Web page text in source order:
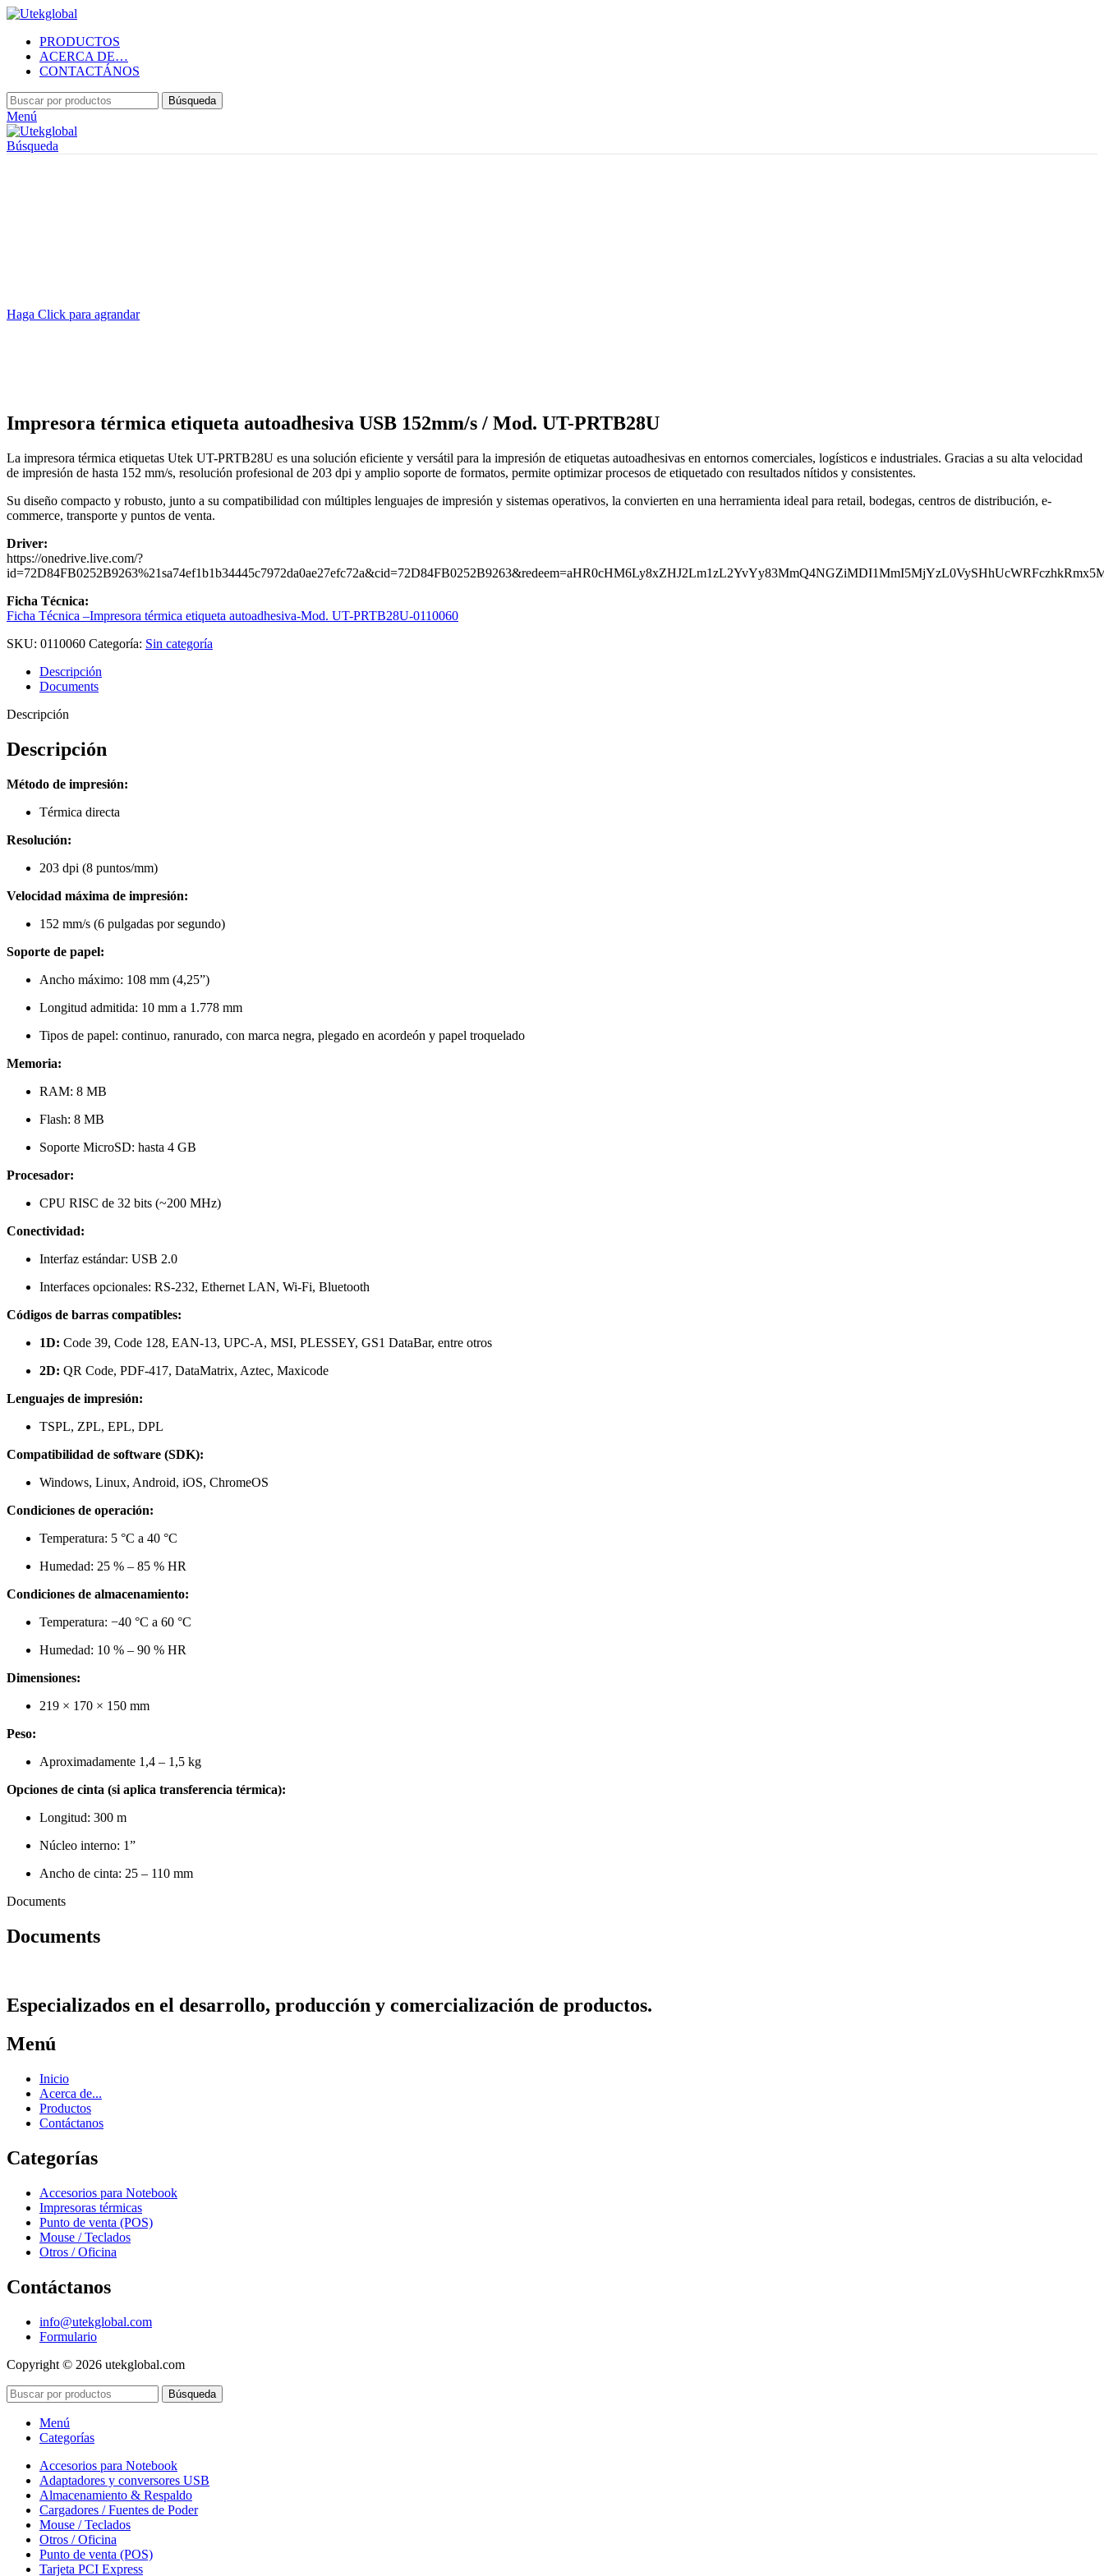
PRODUCTOS
ACERCA DE…
CONTACTÁNOS
Búsqueda
Menú
Búsqueda
Haga Click para agrandar
Impresora térmica etiqueta autoadhesiva USB 152mm/s / Mod. UT-PRTB28U
La impresora térmica etiquetas Utek UT-PRTB28U es una solución eficiente y versátil para la impresión de etiquetas autoadhesivas en entornos comerciales, logísticos e industriales. Gracias a su alta velocidad
de impresión de hasta 152 mm/s, resolución profesional de 203 dpi y amplio soporte de formatos, permite optimizar procesos de etiquetado con resultados nítidos y consistentes.
Su diseño compacto y robusto, junto a su compatibilidad con múltiples lenguajes de impresión y sistemas operativos, la convierten en una herramienta ideal para retail, bodegas, centros de distribución, e-
commerce, transporte y puntos de venta.
Driver:
https://onedrive.live.com/?
Ficha Técnica:
Ficha Técnica –Impresora térmica etiqueta autoadhesiva-Mod. UT-PRTB28U-0110060
SKU: 0110060 Categoría: Sin categoría
Descripción
Documents
Descripción
Descripción
Método de impresión:
Térmica directa
Resolución:
203 dpi (8 puntos/mm)
Velocidad máxima de impresión:
152 mm/s (6 pulgadas por segundo)
Soporte de papel:
Ancho máximo: 108 mm (4,25”)
Longitud admitida: 10 mm a 1.778 mm
Tipos de papel: continuo, ranurado, con marca negra, plegado en acordeón y papel troquelado
Memoria:
RAM: 8 MB
Flash: 8 MB
Soporte MicroSD: hasta 4 GB
Procesador:
CPU RISC de 32 bits (~200 MHz)
Conectividad:
Interfaz estándar: USB 2.0
Interfaces opcionales: RS-232, Ethernet LAN, Wi-Fi, Bluetooth
Códigos de barras compatibles:
1D: Code 39, Code 128, EAN-13, UPC-A, MSI, PLESSEY, GS1 DataBar, entre otros
2D: QR Code, PDF-417, DataMatrix, Aztec, Maxicode
Lenguajes de impresión:
TSPL, ZPL, EPL, DPL
Compatibilidad de software (SDK):
Windows, Linux, Android, iOS, ChromeOS
Condiciones de operación:
Temperatura: 5 °C a 40 °C
Humedad: 25 % – 85 % HR
Condiciones de almacenamiento:
Temperatura: −40 °C a 60 °C
Humedad: 10 % – 90 % HR
Dimensiones:
219 × 170 × 150 mm
Peso:
Aproximadamente 1,4 – 1,5 kg
Opciones de cinta (si aplica transferencia térmica):
Longitud: 300 m
Núcleo interno: 1”
Ancho de cinta: 25 – 110 mm
Documents
Documents
Especializados en el desarrollo, producción y comercialización de productos.
Menú
Inicio
Acerca de...
Productos
Contáctanos
Categorías
Accesorios para Notebook
Impresoras térmicas
Punto de venta (POS)
Mouse / Teclados
Otros / Oficina
Contáctanos
info@utekglobal.com
Formulario
Copyright © 2026 utekglobal.com
Búsqueda
Menú
Categorías
Accesorios para Notebook
Adaptadores y conversores USB
Almacenamiento & Respaldo
Cargadores / Fuentes de Poder
Mouse / Teclados
Otros / Oficina
Punto de venta (POS)
Tarjeta PCI Express